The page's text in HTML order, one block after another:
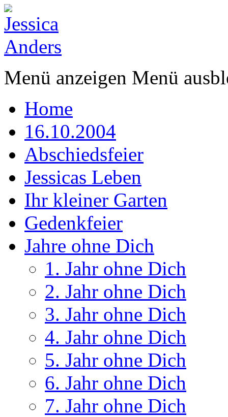
Menü anzeigen Menü
Home
16.10.2004
Abschiedsfeier
Jessicas Leben
Ihr kleiner Garten
Gedenkfeier
Jahre ohne Dich
1. Jahr ohne Dich
2. Jahr ohne Dich
3. Jahr ohne Dich
4. Jahr ohne Dich
5. Jahr ohne Dich
6. Jahr ohne Dich
7. Jahr ohne Dich